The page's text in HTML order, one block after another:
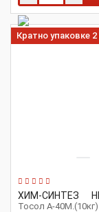
ХИМ-СИНТЕЗ
Тосол А-
Кратно упаковке